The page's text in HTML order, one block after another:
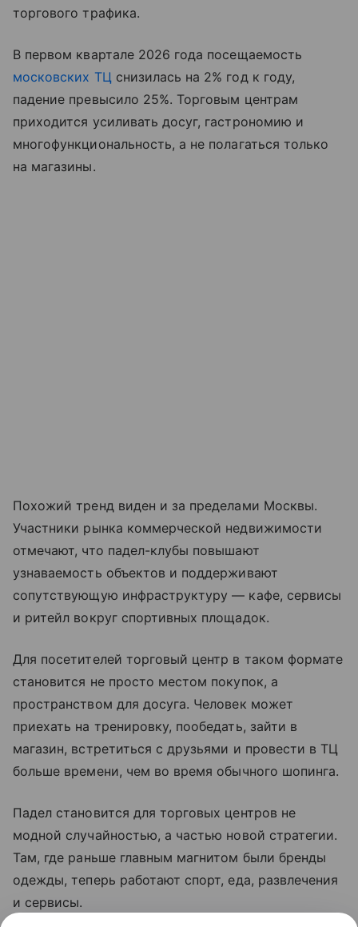
торгового трафика.
В первом квартале 2026 года посещаемость
московских ТЦснизилась на 2% год к году,
падение превысило 25%. Торговым центрам
приходится усиливать досуг, гастрономию и
многофункциональность, а не полагаться только
на магазины.
Похожий тренд виден и за пределами Москвы.
Участники рынка коммерческой недвижимости
отмечают, что падел-клубы повышают
узнаваемость объектов и поддерживают
сопутствующую инфраструктуру — кафе, сервисы
и ритейл вокруг спортивных площадок.
Для посетителей торговый центр в таком формате
становится не просто местом покупок, а
пространством для досуга. Человек может
приехать на тренировку, пообедать, зайти в
магазин, встретиться с друзьями и провести в ТЦ
больше времени, чем во время обычного шопинга.
Падел становится для торговых центров не
модной случайностью, а частью новой стратегии.
Там, где раньше главным магнитом были бренды
одежды, теперь работают спорт, еда, развлечения
и сервисы.